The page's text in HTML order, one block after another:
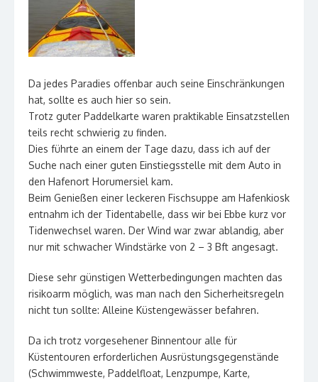
Da jedes Paradies offenbar auch seine Einschränkungen
hat, sollte es auch hier so sein.
Trotz guter Paddelkarte waren praktikable Einsatzstellen
teils recht schwierig zu finden.
Dies führte an einem der Tage dazu, dass ich auf der
Suche nach einer guten Einstiegsstelle mit dem Auto in
den Hafenort Horumersiel kam.
Beim Genießen einer leckeren Fischsuppe am Hafenkiosk
entnahm ich der Tidentabelle, dass wir bei Ebbe kurz vor
Tidenwechsel waren. Der Wind war zwar ablandig, aber
nur mit schwacher Windstärke von 2 – 3 Bft angesagt.
Diese sehr günstigen Wetterbedingungen machten das
risikoarm möglich, was man nach den Sicherheitsregeln
nicht tun sollte: Alleine Küstengewässer befahren.
Da ich trotz vorgesehener Binnentour alle für
Küstentouren erforderlichen Ausrüstungsgegenstände
(Schwimmweste, Paddelfloat, Lenzpumpe, Karte,